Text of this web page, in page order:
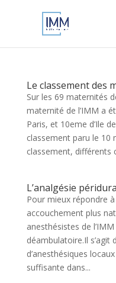
Le classement des
Sur les 69 maternités
maternité de l’IMM a
Paris, et 10eme d’Ile
classement paru le 10
classement, différents
L’analgésie
Pour mieux répondre
accouchement plus
anesthésistes de
déambulatoire.Il s’agit
d’anesthésiques
suffisante dans...